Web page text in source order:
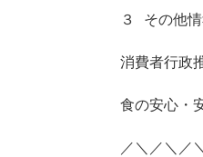
３ その他
消費者行政
食の安心・
／＼／＼／